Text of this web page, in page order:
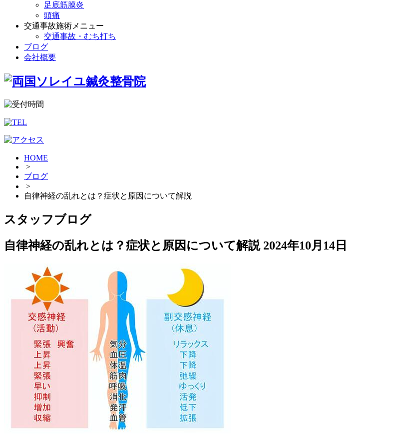
足底筋膜炎
頭痛
交通事故施術メニュー
交通事故・むち打ち
ブログ
会社概要
HOME
>
ブログ
>
自律神経の乱れとは？症状と原因について解説
スタッフブログ
自律神経の乱れとは？症状と原因について解説 2024年10月14日